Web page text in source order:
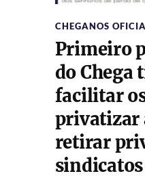
CHEGANOS
Primeiro
do Chega
facilitar
privatizar
retirar
sindicatos